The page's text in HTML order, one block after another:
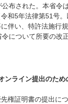
布された。本省令
和5年法律第51号
伴い、特許法施行
について所要の改
ンライン提出のた
権証明書の提出に